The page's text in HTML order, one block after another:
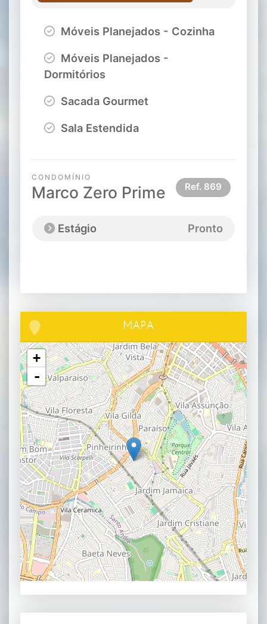
Móveis Planejados - Cozinha
Móveis Planejados -
Dormitórios
Sacada Gourmet
Sala Estendida
CONDOMÍNIO
Marco Zero Prime Ref. 869
Estágio Pronto
MAPA
+
-